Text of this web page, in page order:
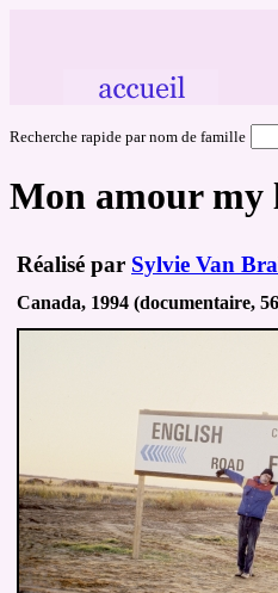
Recherche rapide par nom de famille
Mon amour my
Réalisé par Sylvie Van
Canada, 1994 (documentaire,